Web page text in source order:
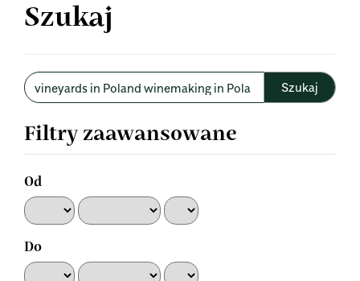
Szukaj
Wyszukaj
w
Filtry zaawansowane
Od
Do